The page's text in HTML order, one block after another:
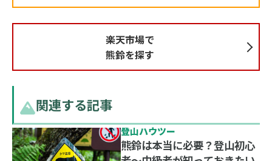
楽天市場で
熊鈴を探す
関連する記事
登山ハウツー
熊鈴は本当に必要？登山初心